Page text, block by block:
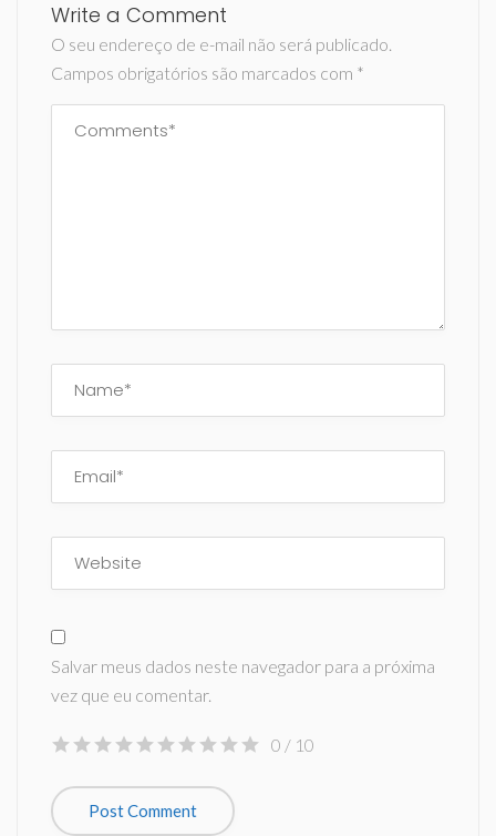
Write a Comment
O seu endereço de e-mail não será publicado.
Campos obrigatórios são marcados com *
Salvar meus dados neste navegador para a próxima
vez que eu comentar.
0 / 10